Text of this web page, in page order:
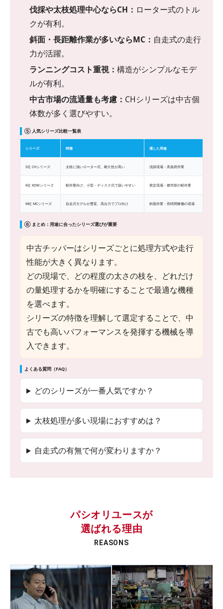
伐採や太枝処理中心ならCH： ローター式のトル
クが有利。
斜面・長距離作業が多いならMC： 自走式の走行
力が活躍。
ランニングコスト重視： 構造がシンプルなモデ
ルが有利。
中古市場の流通量も考慮： CHシリーズは中古個
体数が多く選びやすい。
⑤ 人気シリーズ比較一覧表
シリーズ 特徴 適した用途
S社 CHシリーズ 太枝に強いローター式、耐久性が高い 伐採現場・高負荷作業
K社 KDWシリーズ 軽作業向け、小型・ディスク式で扱いやすい 剪定現場・都市部の軽作業
M社 MCシリーズ 自走式モデルが豊富、高出力でプロ向け 斜面作業・長時間稼働の現場
⑥ まとめ：用途に合ったシリーズ選びが重要
中古チッパーはシリーズごとに処理方式や走行
性能が大きく異なります。
どの現場で、どの程度の太さの枝を、どれだけ
の量処理するかを明確にすることで最適な機種
を選べます。
シリーズの特徴を理解して選定することで、中
古でも高いパフォーマンスを発揮する機械を導
入できます。
よくある質問（FAQ）
どのシリーズが一番人気ですか？
太枝処理が多い現場におすすめは？
自走式の有無で何が変わりますか？
パシオリユースが
選ばれる理由
REASONS